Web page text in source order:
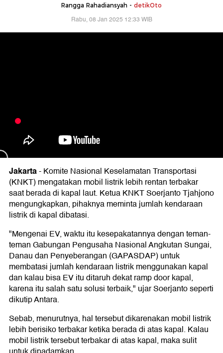
Rangga Rahadiansyah - detikOto
Rabu, 08 Jan 2025 12:33 WIB
Jakarta-Komite Nasional Keselamatan Transportasi
(KNKT) mengatakan mobil listrik lebih rentan terbakar
saat berada di kapal laut. Ketua KNKT Soerjanto Tjahjono
mengungkapkan, pihaknya meminta jumlah kendaraan
listrik di kapal dibatasi.
"Mengenai EV, waktu itu kesepakatannya dengan teman-
teman Gabungan Pengusaha Nasional Angkutan Sungai,
Danau dan Penyeberangan (GAPASDAP) untuk
membatasi jumlah kendaraan listrik menggunakan kapal
dan kalau bisa EV itu ditaruh dekat ramp door kapal,
karena itu salah satu solusi terbaik," ujar Soerjanto seperti
dikutip Antara.
Sebab, menurutnya, hal tersebut dikarenakan mobil listrik
lebih berisiko terbakar ketika berada di atas kapal. Kalau
mobil listrik tersebut terbakar di atas kapal, maka sulit